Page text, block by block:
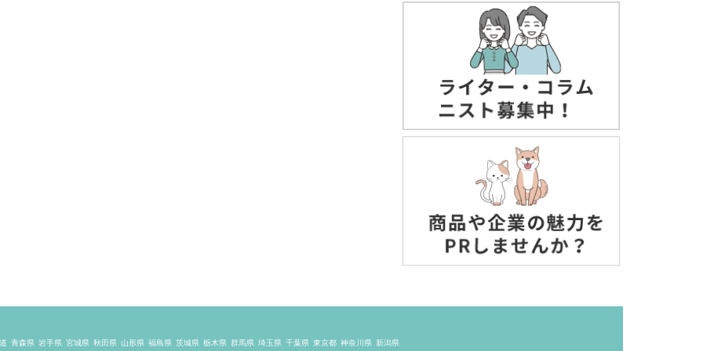
青森県 岩手県 宮城県 秋田県 山形県 福島県 茨城県 栃木県 群馬県 埼玉県 千葉県 東京都 神奈川県 新潟県